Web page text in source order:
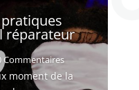
réparateur
moment de la